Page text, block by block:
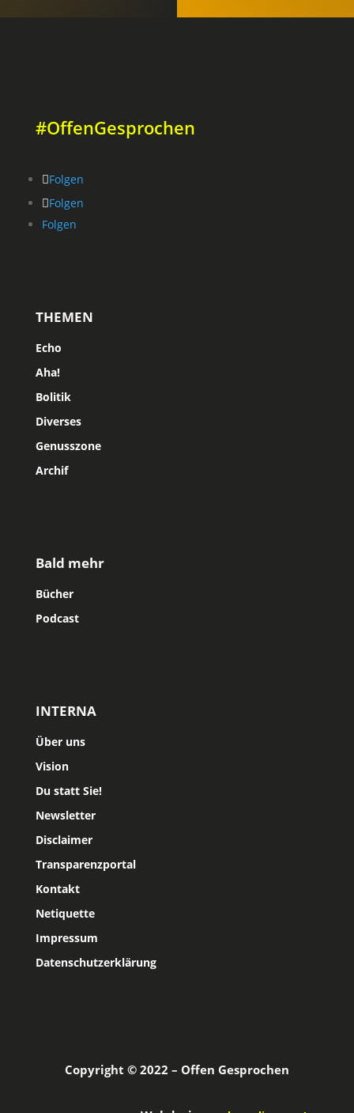
#OffenGesprochen
Folgen
Folgen
Folgen
THEMEN
Echo
Aha!
Bolitik
Diverses
Genusszone
Archif
Bald mehr
Bücher
Podcast
INTERNA
Über uns
Vision
Du statt Sie!
Newsletter
Disclaimer
Transparenzportal
Kontakt
Netiquette
Impressum
Datenschutzerklärung
Copyright © 2022 – Offen Gesprochen